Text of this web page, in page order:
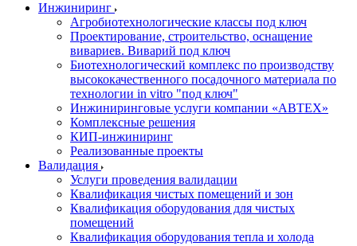
Инжиниринг
Агробиотехнологические классы под ключ
Проектирование, строительство, оснащение
вивариев. Виварий под ключ
Биотехнологический комплекс по производству
высококачественного посадочного материала по
технологии in vitro "под ключ"
Инжиниринговые услуги компании «АВТЕХ»
Комплексные решения
КИП-инжиниринг
Реализованные проекты
Валидация
Услуги проведения валидации
Квалификация чистых помещений и зон
Квалификация оборудования для чистых
помещений
Квалификация оборудования тепла и холода